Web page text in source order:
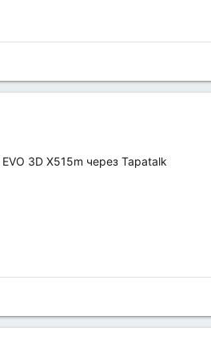
3D X515m через Tapatalk